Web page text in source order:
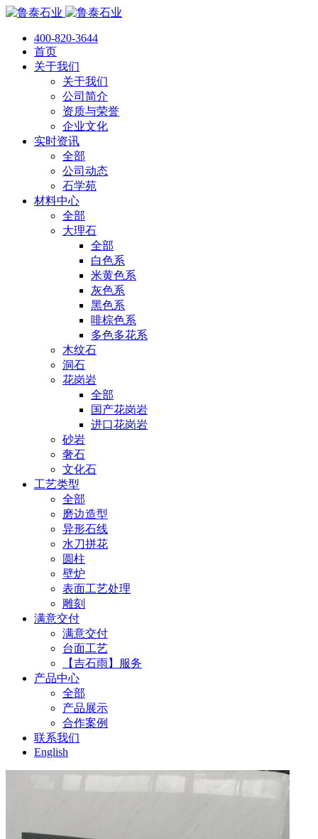
400-820-3644
首页
关于我们
关于我们
公司简介
资质与荣誉
企业文化
实时资讯
全部
公司动态
石学苑
材料中心
全部
大理石
全部
白色系
米黄色系
灰色系
黑色系
啡棕色系
多色多花系
木纹石
洞石
花岗岩
全部
国产花岗岩
进口花岗岩
砂岩
奢石
文化石
工艺类型
全部
磨边造型
异形石线
水刀拼花
圆柱
壁炉
表面工艺处理
雕刻
满意交付
满意交付
台面工艺
【吉石雨】服务
产品中心
全部
产品展示
合作案例
联系我们
English